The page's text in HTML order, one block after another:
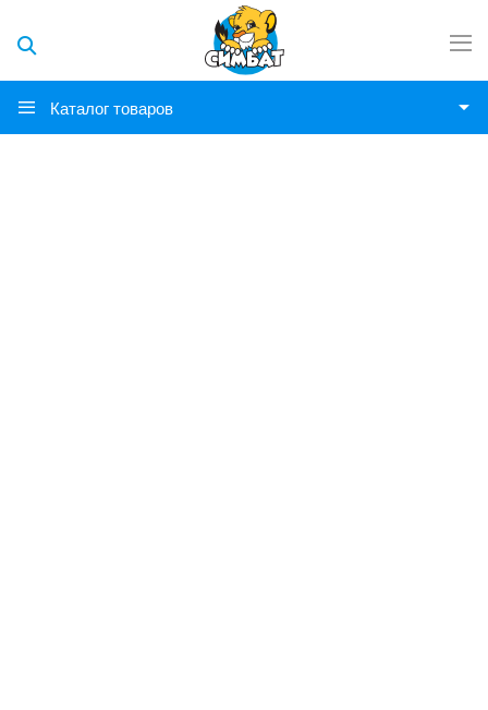
Каталог товаров